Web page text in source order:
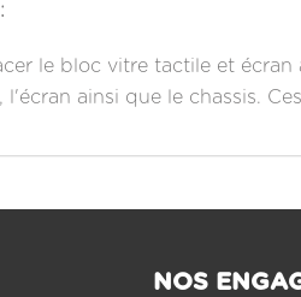
le bloc vitre tactile et
ainsi que le chassis.
NOS